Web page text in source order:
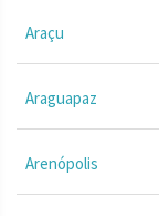
Araçu
Araguapaz
Arenópolis